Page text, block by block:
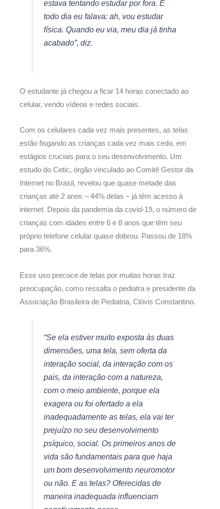
estava tentando estudar por fora. E
todo dia eu falava: ah, vou estudar
física. Quando eu via, meu dia já tinha
acabado”, diz.
O estudante já chegou a ficar 14 horas conectado ao
celular, vendo vídeos e redes sociais.
Com os celulares cada vez mais presentes, as telas
estão fisgando as crianças cada vez mais cedo, em
estágios cruciais para o seu desenvolvimento. Um
estudo do Cetic, órgão vinculado ao Comitê Gestor da
Internet no Brasil, revelou que quase metade das
crianças até 2 anos – 44% delas – já têm acesso à
internet. Depois da pandemia da covid-19, o número de
crianças com idades entre 6 e 8 anos que têm seu
próprio telefone celular quase dobrou. Passou de 18%
para 36%.
Esse uso precoce de telas por muitas horas traz
preocupação, como ressalta o pediatra e presidente da
Associação Brasileira de Pediatria, Clóvis Constantino.
“Se ela estiver muito exposta às duas
dimensões, uma tela, sem oferta da
interação social, da interação com os
pais, da interação com a natureza,
com o meio ambiente, porque ela
exagera ou foi ofertado a ela
inadequadamente as telas, ela vai ter
prejuízo no seu desenvolvimento
psíquico, social. Os primeiros anos de
vida são fundamentais para que haja
um bom desenvolvimento neuromotor
ou não. E as telas? Oferecidas de
maneira inadequada influenciam